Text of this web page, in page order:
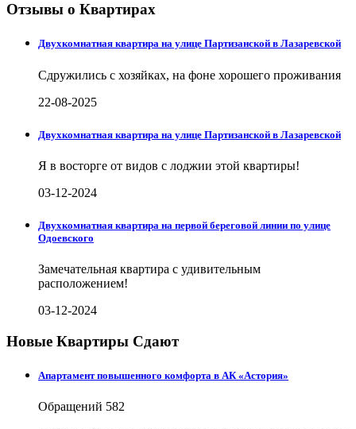
Отзывы о Квартирах
Двухкомнатная квартира на улице Партизанской в Лазаревской
Сдружились с хозяйках, на фоне хорошего проживания
22-08-2025
Двухкомнатная квартира на улице Партизанской в Лазаревской
Я в восторге от видов с лоджии этой квартиры!
03-12-2024
Двухкомнатная квартира на первой береговой линии по улице
Одоевского
Замечательная квартира с удивительным
расположением!
03-12-2024
Новые Квартиры Сдают
Апартамент повышенного комфорта в АК «Астория»
Обращений 582